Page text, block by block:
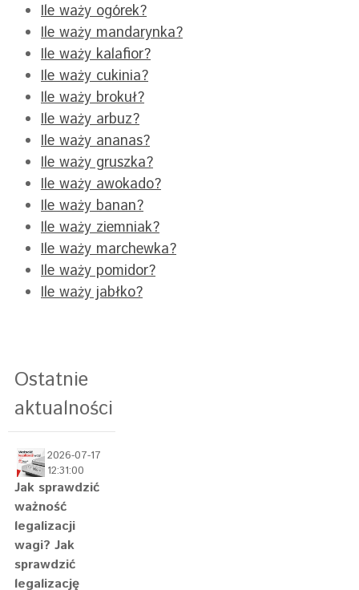
Ile waży ogórek?
Ile waży mandarynka?
Ile waży kalafior?
Ile waży cukinia?
Ile waży brokuł?
Ile waży arbuz?
Ile waży ananas?
Ile waży gruszka?
Ile waży awokado?
Ile waży banan?
Ile waży ziemniak?
Ile waży marchewka?
Ile waży pomidor?
Ile waży jabłko?
Ostatnie
aktualności
2026-07-17
12:31:00
Jak sprawdzić
ważność
legalizacji
wagi? Jak
sprawdzić
legalizację